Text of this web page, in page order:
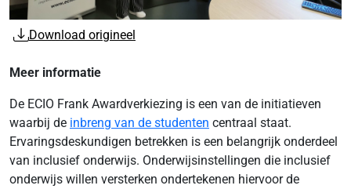
Download origineel
Meer informatie
De ECIO Frank Awardverkiezing is een van de initiatieven
waarbij de inbreng van de studenten centraal staat.
Ervaringsdeskundigen betrekken is een belangrijk onderdeel
van inclusief onderwijs. Onderwijsinstellingen die inclusief
onderwijs willen versterken ondertekenen hiervoor de